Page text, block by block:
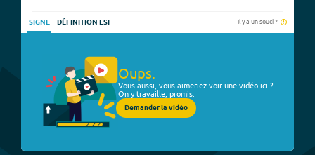
SIGNE DÉFINITION LSF Il y a un souci ?
Oups.
Vous aussi, vous aimeriez voir une vidéo ici ?
On y travaille, promis.
Demander la vidéo